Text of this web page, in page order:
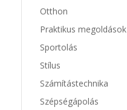
Otthon
Praktikus megoldások
Sportolás
Stílus
Számítástechnika
Szépségápolás